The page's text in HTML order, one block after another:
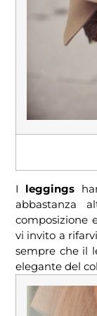
I leggings
abbastanza
composizione
vi invito a
sempre che il
elegante del